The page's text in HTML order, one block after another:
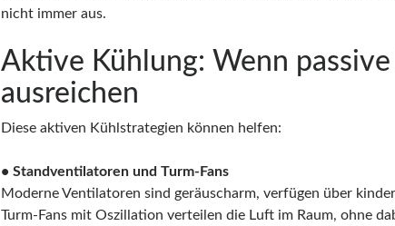
nicht immer aus.
Aktive Kühlung: Wenn
ausreichen
Diese aktiven Kühlstrategien können helfen:
• Standventilatoren und Turm-Fans
Moderne Ventilatoren sind geräuscharm, verfügen über
Turm-Fans mit Oszillation verteilen die Luft im Raum, ohne